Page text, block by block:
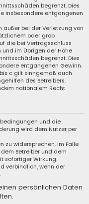
begrenzt. Dies
insbesondere entgangenen
außer bei der Verletzung von
oder grob
die bei Vertragsschluss
im Übrigen der Höhe
begrenzt. Dies
entgangenen Gewinn.
c gilt sinngemäß auch
des Betreibers.
nationalem Recht
und die
wird dem Nutzer per
zu widersprechen. Im Falle
Betreiber und dem
sofortiger Wirkung.
verbindlich, wenn der
persönlichen Daten